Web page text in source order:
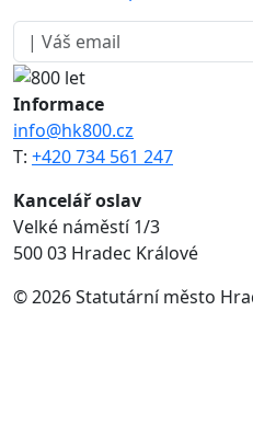
Informace
info@hk800.cz
T: +420 734 561 247
Kancelář oslav
Velké náměstí 1/3
500 03 Hradec Králové
© 2026 Statutární město